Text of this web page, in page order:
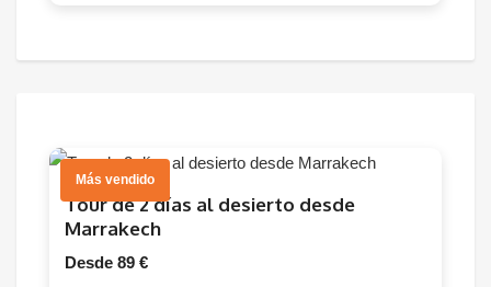
Más vendido
Tour de 2 días al desierto desde
Marrakech
Desde 89 €